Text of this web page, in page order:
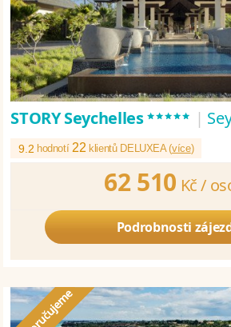
STORY Seychelles***** |
9.2 hodnotí22 klientů DELUXEA (více)
62 510 Kč /
Podrobnosti